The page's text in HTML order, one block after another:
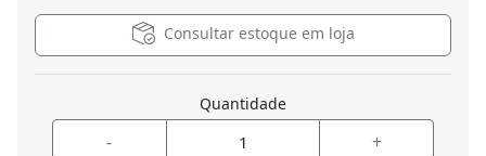
Consultar estoque em loja
Quantidade
- +